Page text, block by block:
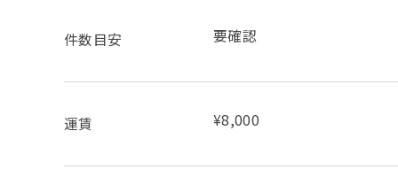
件数目安 要確認
運賃 ¥8,000